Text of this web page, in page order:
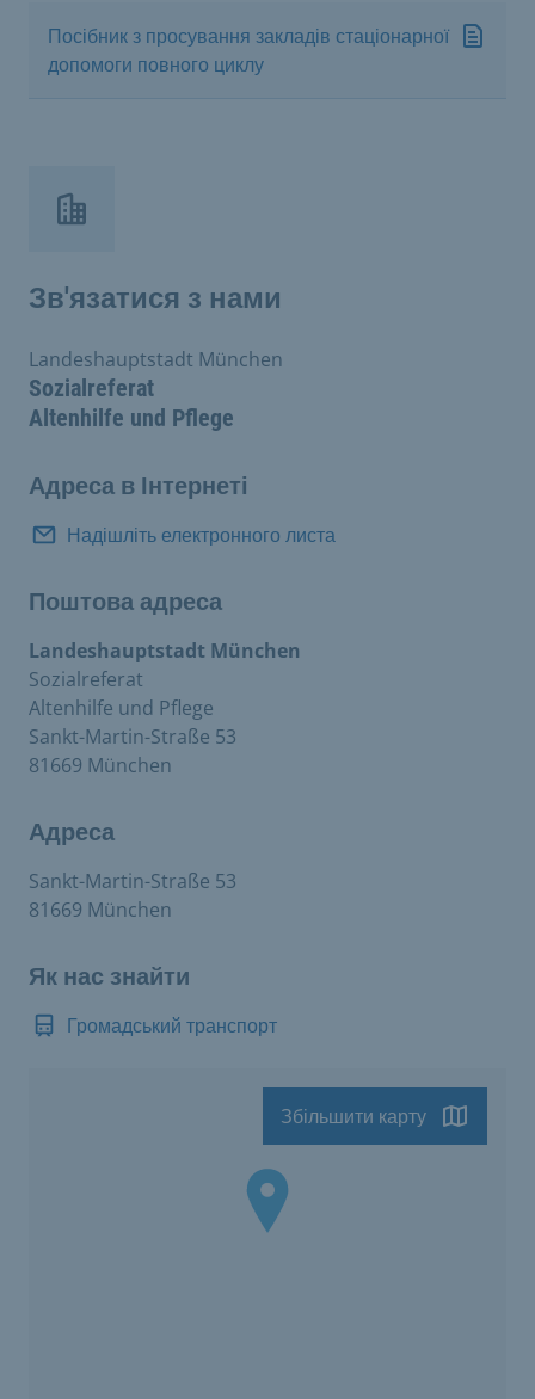
Посібник з просування закладів стаціонарної
допомоги повного циклу
Зв'язатися з нами
Sozialreferat
Altenhilfe und Pflege
Landeshauptstadt München
Адреса в Інтернеті
Надішліть електронного листа
Поштова адреса
Landeshauptstadt München
Sozialreferat
Altenhilfe und Pflege
Sankt-Martin-Straße 53
81669 München
Адреса
Sankt-Martin-Straße 53
81669 München
Як нас знайти
Громадський транспорт
Збільшити карту